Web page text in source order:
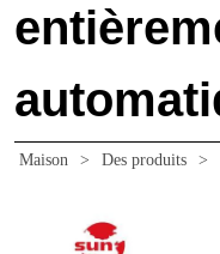
Maison > Des produits >